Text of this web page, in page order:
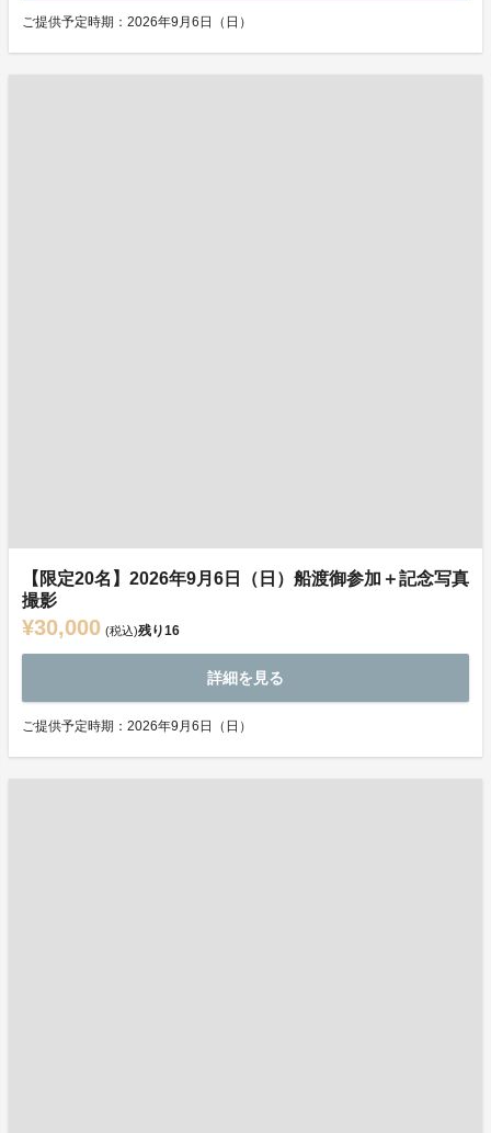
ご提供予定時期：2026年9月6日（日）
【限定20名】2026年9月6日（日）船渡御参加＋記念写真
撮影
¥30,000 (税込)残り16
詳細を見る
ご提供予定時期：2026年9月6日（日）